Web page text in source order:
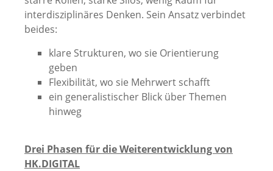
interdisziplinäres Denken. Sein Ansatz verbindet
beides:
klare Strukturen, wo sie Orientierung
geben
Flexibilität, wo sie Mehrwert schafft
ein generalistischer Blick über Themen
hinweg
Drei Phasen für die Weiterentwicklung von
HK.DIGITAL